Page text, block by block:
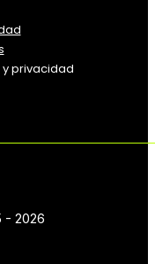
privacidad
- 2026